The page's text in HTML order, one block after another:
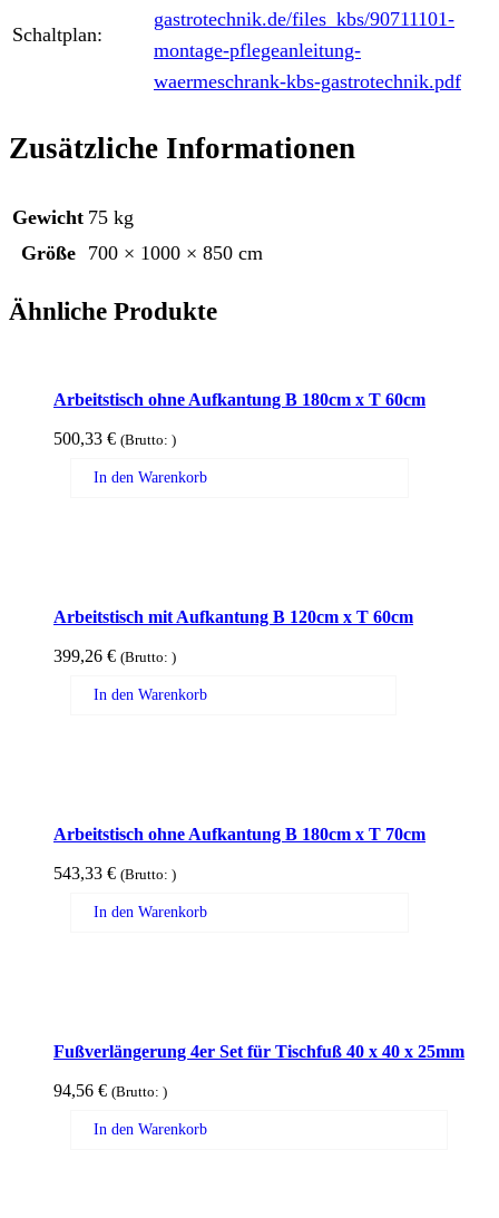
Schaltplan:
gastrotechnik.de/files_kbs/90711101-
montage-pflegeanleitung-
waermeschrank-kbs-gastrotechnik.pdf
Zusätzliche Informationen
Gewicht 75 kg
Größe
700 × 1000 × 850 cm
Ähnliche Produkte
Arbeitstisch ohne Aufkantung B 180cm x T 60cm
500,33 € (Brutto: )
In den Warenkorb
Arbeitstisch mit Aufkantung B 120cm x T 60cm
399,26 € (Brutto: )
In den Warenkorb
Arbeitstisch ohne Aufkantung B 180cm x T 70cm
543,33 € (Brutto: )
In den Warenkorb
Fußverlängerung 4er Set für Tischfuß 40 x 40 x 25mm
94,56 € (Brutto: )
In den Warenkorb